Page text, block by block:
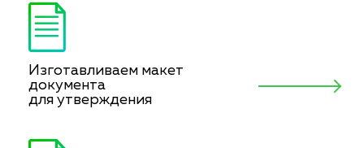
Изготавливаем макет
документа
для утверждения